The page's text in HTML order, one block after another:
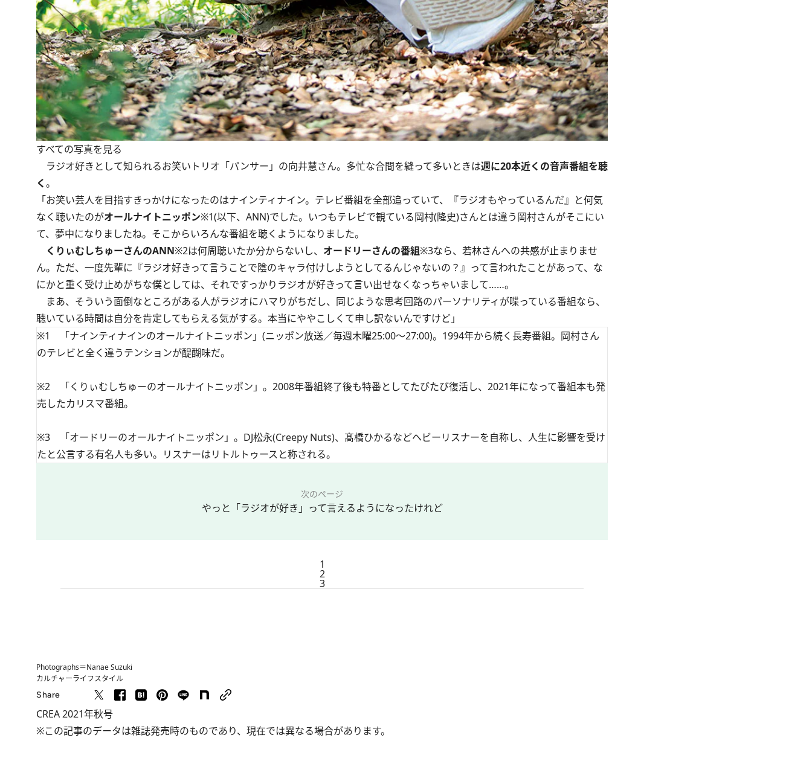
すべての写真を見る
ラジオ好きとして知られるお笑いトリオ「パンサー」の向井慧さん。多忙な合間を縫って多いときは週に20本近くの音声番組を聴
く。
「お笑い芸人を目指すきっかけになったのはナインティナイン。テレビ番組を全部追っていて、『ラジオもやっているんだ』と何気
なく聴いたのがオールナイトニッポン※1(以下、ANN)でした。いつもテレビで観ている岡村(隆史)さんとは違う岡村さんがそこにい
て、夢中になりましたね。そこからいろんな番組を聴くようになりました。
くりぃむしちゅーさんのANN※2は何周聴いたか分からないし、 オードリーさんの番組※3なら、若林さんへの共感が止まりませ
ん。ただ、一度先輩に『ラジオ好きって言うことで陰のキャラ付けしようとしてるんじゃないの？』って言われたことがあって、な
にかと重く受け止めがちな僕としては、それですっかりラジオが好きって言い出せなくなっちゃいまして……。
まあ、そういう面倒なところがある人がラジオにハマりがちだし、同じような思考回路のパーソナリティが喋っている番組なら、
聴いている時間は自分を肯定してもらえる気がする。本当にややこしくて申し訳ないんですけど」
※1 「ナインティナインのオールナイトニッポン」(ニッポン放送／毎週木曜25:00～27:00)。1994年から続く長寿番組。岡村さん
のテレビと全く違うテンションが醍醐味だ。
※2 「くりぃむしちゅーのオールナイトニッポン」。2008年番組終了後も特番としてたびたび復活し、2021年になって番組本も発
売したカリスマ番組。
​※3 「オードリーのオールナイトニッポン」。DJ松永(Creepy Nuts)、髙橋ひかるなどヘビーリスナーを自称し、人生に影響を受け
たと公言する有名人も多い。リスナーはリトルトゥースと称される。
次のページ
やっと「ラジオが好き」って言えるようになったけれど
1
2
3
Photographs＝Nanae Suzuki
カルチャーライフスタイル
Share
CREA 2021年秋号
※この記事のデータは雑誌発売時のものであり、現在では異なる場合があります。